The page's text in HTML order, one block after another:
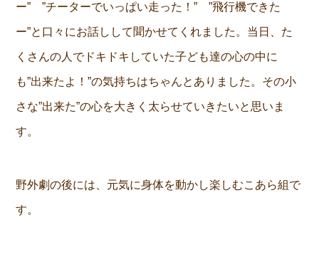
ー” ”チーターでいっぱい走った！” ”飛行機できた
ー”と口々にお話しして聞かせてくれました。当日、た
くさんの人でドキドキしていた子ども達の心の中に
も”出来たよ！”の気持ちはちゃんとありました。その小
さな”出来た”の心を大きく太らせていきたいと思いま
す。
野外劇の後には、元気に身体を動かし楽しむこあら組で
す。